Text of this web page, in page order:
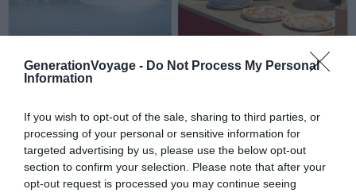
GenerationVoyage - Do Not Process My Personal
Information
If you wish to opt-out of the sale, sharing to third parties, or
processing of your personal or sensitive information for
targeted advertising by us, please use the below opt-out
section to confirm your selection. Please note that after your
opt-out request is processed you may continue seeing
Crédit photo : Campings.com
📍 Localisation :Pineta di Torre
⭐Nombre d’étoiles :4
💙On aime :la proximité des plages